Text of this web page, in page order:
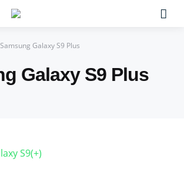
Samsung Galaxy S9 Plus
Galaxy S9 Plus